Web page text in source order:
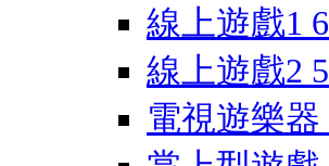
線上遊戲1 6
線上遊戲2 5
電視遊樂器